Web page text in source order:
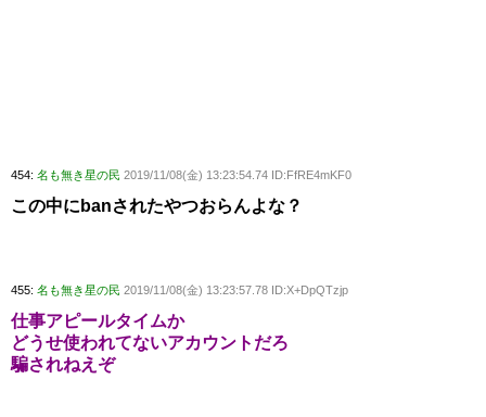
454: 名も無き星の民 2019/11/08(金) 13:23:54.74 ID:FfRE4mKF0
この中にbanされたやつおらんよな？
455: 名も無き星の民 2019/11/08(金) 13:23:57.78 ID:X+DpQTzjp
仕事アピールタイムか
どうせ使われてないアカウントだろ
騙されねえぞ